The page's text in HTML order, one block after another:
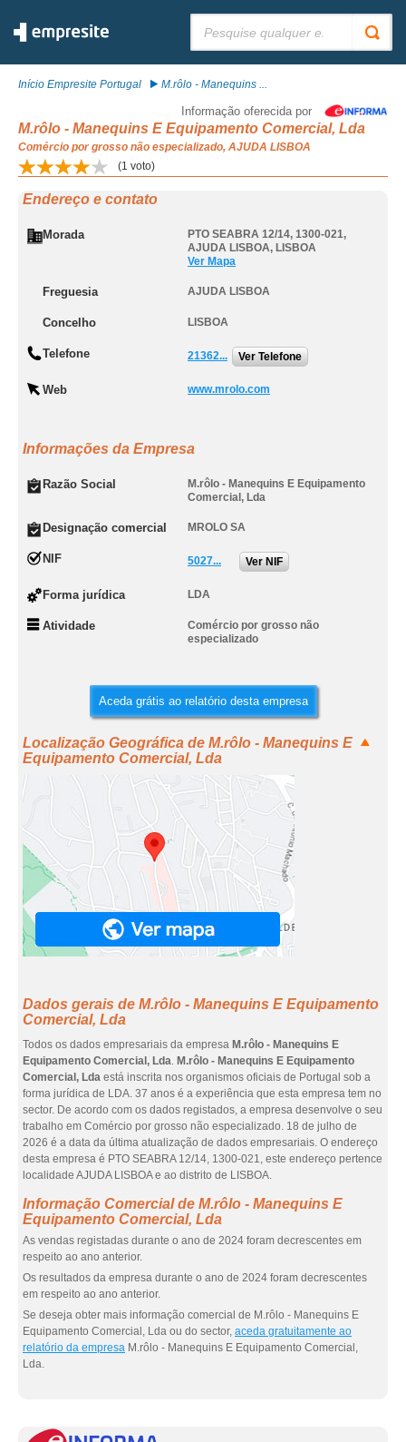
Início Empresite Portugal M.rôlo - Manequins ...
Informação oferecida por
M.rôlo - Manequins E Equipamento Comercial, Lda
Comércio por grosso não especializado, AJUDA LISBOA
(1 voto)
Endereço e contato
Morada PTO SEABRA 12/14, 1300-021,
AJUDA LISBOA, LISBOA
Ver Mapa
Freguesia AJUDA LISBOA
Concelho LISBOA
Telefone 21362... Ver Telefone
Web www.mrolo.com
Informações da Empresa
Razão Social
M.rôlo - Manequins E Equipamento
Comercial, Lda
Designação comercial MROLO SA
NIF 5027... Ver NIF
Forma jurídica LDA
Atividade
Comércio por grosso não
especializado
Aceda grátis ao relatório desta empresa
Localização Geográfica de M.rôlo - Manequins E
Equipamento Comercial, Lda
Dados gerais de M.rôlo - Manequins E Equipamento
Comercial, Lda
Todos os dados empresariais da empresa M.rôlo - Manequins E
Equipamento Comercial, Lda. M.rôlo - Manequins E Equipamento
Comercial, Lda está inscrita nos organismos oficiais de Portugal sob a
forma jurídica de LDA. 37 anos é a experiência que esta empresa tem no
sector. De acordo com os dados registados, a empresa desenvolve o seu
trabalho em Comércio por grosso não especializado. 18 de julho de
2026 é a data da última atualização de dados empresariais. O endereço
desta empresa é PTO SEABRA 12/14, 1300-021, este endereço pertence
localidade AJUDA LISBOA e ao distrito de LISBOA.
Informação Comercial de M.rôlo - Manequins E
Equipamento Comercial, Lda
As vendas registadas durante o ano de 2024 foram decrescentes em
respeito ao ano anterior.
Os resultados da empresa durante o ano de 2024 foram decrescentes
em respeito ao ano anterior.
Se deseja obter mais informação comercial de M.rôlo - Manequins E
Equipamento Comercial, Lda ou do sector, aceda gratuitamente ao
relatório da empresa M.rôlo - Manequins E Equipamento Comercial,
Lda.